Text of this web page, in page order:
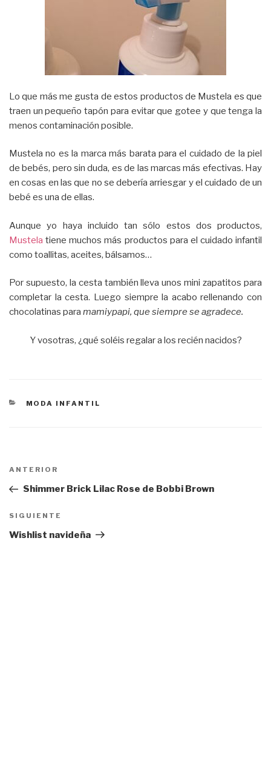
Lo que más me gusta de estos productos de Mustela es que
traen un pequeño tapón para evitar que gotee y que tenga la
menos contaminación posible.
Mustela no es la marca más barata para el cuidado de la piel
de bebés, pero sin duda, es de las marcas más efectivas. Hay
en cosas en las que no se debería arriesgar y el cuidado de un
bebé es una de ellas.
Aunque yo haya incluido tan sólo estos dos productos,
Mustela tiene muchos más productos para el cuidado infantil
como toallitas, aceites, bálsamos…
Por supuesto, la cesta también lleva unos mini zapatitos para
completar la cesta. Luego siempre la acabo rellenando con
chocolatinas para mamiypapi, que siempre se agradece.
Y vosotras, ¿qué soléis regalar a los recién nacidos?
CATEGORÍAS
MODA INFANTIL
Navegación
entradas
Entrada
anterior:
ANTERIOR
Shimmer Brick Lilac Rose de Bobbi Brown
Siguiente
entrada
SIGUIENTE
Wishlist navideña